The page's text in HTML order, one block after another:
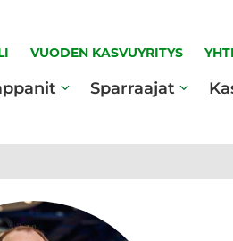
VUODEN KASVUYRITYS
Sparraajat